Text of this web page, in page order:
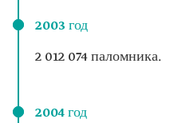
2003 год
2 012 074 паломника.
2004 год